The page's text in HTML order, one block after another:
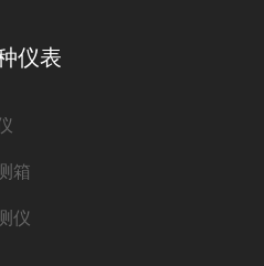
仪表
箱
仪